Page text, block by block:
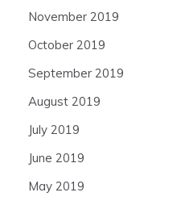
November 2019
October 2019
September 2019
August 2019
July 2019
June 2019
May 2019